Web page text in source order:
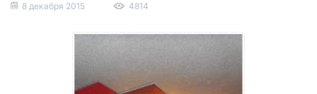
8 декабря 2015 4814